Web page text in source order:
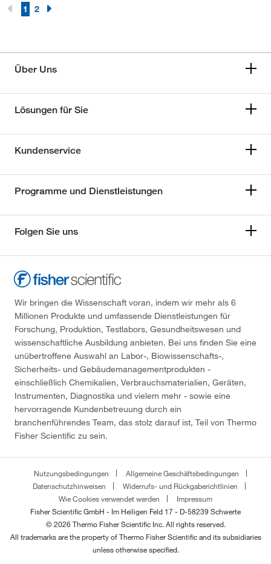
1 2
Über Uns
Lösungen für Sie
Kundenservice
Programme und Dienstleistungen
Folgen Sie uns
Wir bringen die Wissenschaft voran, indem wir mehr als 6
Millionen Produkte und umfassende Dienstleistungen für
Forschung, Produktion, Testlabors, Gesundheitswesen und
wissenschaftliche Ausbildung anbieten. Bei uns finden Sie eine
unübertroffene Auswahl an Labor-, Biowissenschafts-,
Sicherheits- und Gebäudemanagementprodukten -
einschließlich Chemikalien, Verbrauchsmaterialien, Geräten,
Instrumenten, Diagnostika und vielem mehr - sowie eine
hervorragende Kundenbetreuung durch ein
branchenführendes Team, das stolz darauf ist, Teil von Thermo
Fisher Scientific zu sein.
Nutzungsbedingungen
Allgemeine Geschäftsbedingungen
Datenschutzhinweisen
Widerrufs- und Rückgaberichtlinien
Wie Cookies verwendet werden
Impressum
Fisher Scientific GmbH - Im Heiligen Feld 17 - D-58239 Schwerte
© 2026 Thermo Fisher Scientific Inc. All rights reserved.
All trademarks are the property of Thermo Fisher Scientific and its subsidiaries
unless otherwise specified.